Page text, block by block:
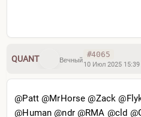
QUANT Вечный
#4065
10 Июл 2025 15:39
@Patt @MrHorse @Zack
@Human @ndr @RMA @cld